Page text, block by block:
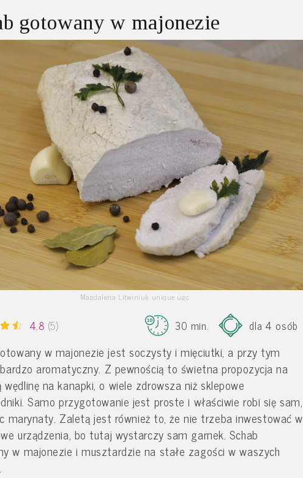
gotowany w majonezie
Magdalena Litwiniuk unique ugc
4.8 (5) 30 min. dla 4 osób
w majonezie jest soczysty i mięciutki, a przy tym
aromatyczny. Z pewnością to świetna propozycja na
wędlinę na kanapki, o wiele zdrowsza niż sklepowe
Samo przygotowanie jest proste i właściwie robi się sam,
marynaty. Zaletą jest również to, że nie trzeba inwestować w
urządzenia, bo tutaj wystarczy sam garnek. Schab
w majonezie i musztardzie na stałe zagości w waszych